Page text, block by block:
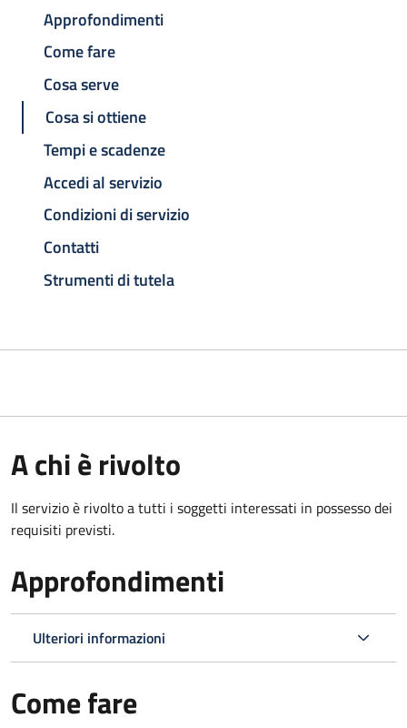
Approfondimenti
Come fare
Cosa serve
Cosa si ottiene
Tempi e scadenze
Accedi al servizio
Condizioni di servizio
Contatti
Strumenti di tutela
A chi è rivolto
Il servizio è rivolto a tutti i soggetti interessati in possesso dei
requisiti previsti.
Approfondimenti
Ulteriori informazioni
Come fare